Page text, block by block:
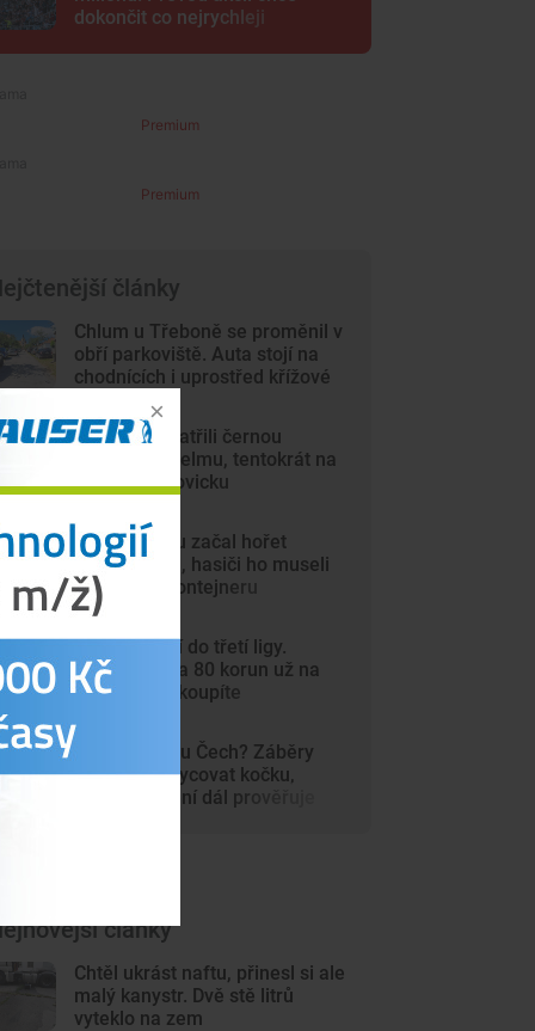
dokončit co nejrychleji
Premium
Premium
články
Chlum u Třeboně se proměnil v
obří parkoviště. Auta stojí na
chodnících i uprostřed křížové
Lidé opět spatřili černou
kočkovitou šelmu, tentokrát na
Českobudějovicku
V autosalonu začal hořet
elektromobil, hasiči ho museli
ponořit do kontejneru
Dynamo míří do třetí ligy.
Vstupenky za 80 korun už na
internetu nekoupíte
Šelma na jihu Čech? Záběry
mohou zachycovat kočku,
policie hlášení dál prověřuje
články
Chtěl ukrást naftu, přinesl si ale
malý kanystr. Dvě stě litrů
vyteklo na zem